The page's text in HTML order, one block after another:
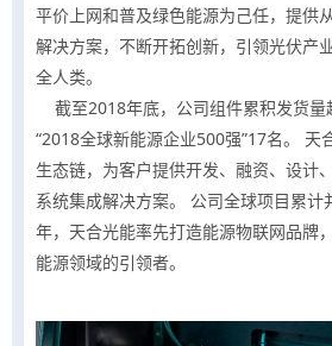
平价上网和普及绿色能源为己任，提供
解决方案，不断开拓创新，引领光伏产
全人类。
截至2018年底，公司组件累积发货量
“2018全球新能源企业500强”17名。 天
生态链，为客户提供开发、融资、设计
系统集成解决方案。 公司全球项目累
年，天合光能率先打造能源物联网品牌
能源领域的引领者。